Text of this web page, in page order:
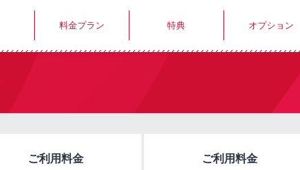
料金プラン 特典 オプション
ご利用料金 ご利用料金